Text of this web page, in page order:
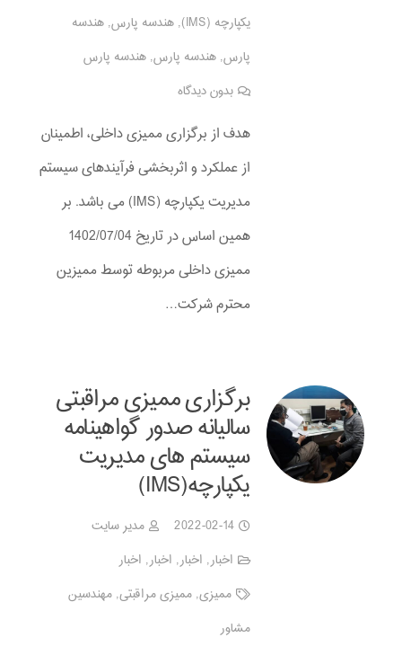
یکپارچه (IMS)
,هندسه پارس,هندسه
پارس,هندسه پارس,هندسه پارس
بدون دیدگاه
هدف از برگزاری ممیزی داخلی، اطمینان
از عملکرد و اثربخشی فرآیندهای سیستم
مدیریت یکپارچه (IMS) می باشد. بر
همین اساس در تاریخ 1402/07/04
ممیزی داخلی مربوطه توسط ممیزین
محترم شرکت…
برگزاری ممیزی مراقبتی
سالیانه صدور گواهینامه
سیستم های مدیریت
یکپارچه(IMS)
2022-02-14
مدیر سایت
اخبار, اخبار, اخبار, اخبار
ممیزی,ممیزی مراقبتی,مهندسین
مشاور